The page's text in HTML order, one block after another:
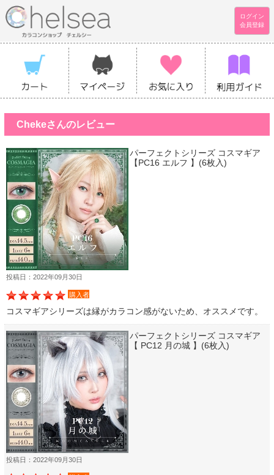
ログイン
会員登録
Chekeさんのレビュー
パーフェクトシリーズ コスマギア
【PC16 エルフ 】(6枚入)
投稿日：2022年09月30日
購入者
コスマギアシリーズは縁がカラコン感がないため、オススメです。
パーフェクトシリーズ コスマギア
【 PC12 月の城 】(6枚入)
投稿日：2022年09月30日